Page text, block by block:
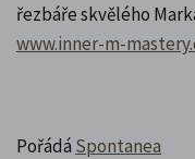
řezbáře skvělého
www.inner-m-
Pořádá Spontanea